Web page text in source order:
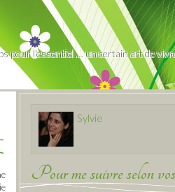
pour l'essentiel … un certain art de
Sylvie
Pour me suivre selon